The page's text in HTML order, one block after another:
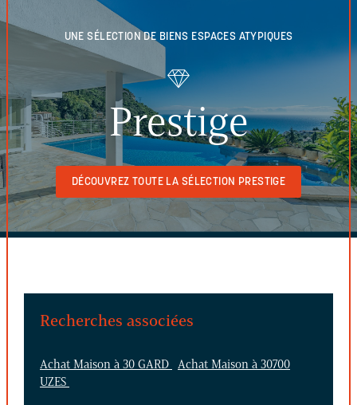
UNE SÉLECTION DE BIENS ESPACES ATYPIQUES
Prestige
DÉCOUVREZ TOUTE LA SÉLECTION PRESTIGE
Recherches associées
Achat Maison à 30 GARD
Achat Maison à 30700
UZES